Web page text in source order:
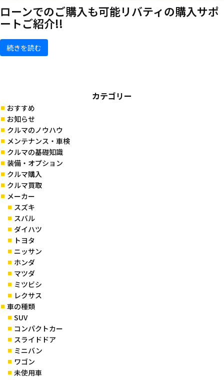
ローンでのご購入も可能リバティの購入サポ
ートご紹介!!
続きを読む
カテゴリー
おすすめ
お知らせ
クルマのノウハウ
メンテナンス・車検
クルマの基礎知識
装備・オプション
クルマ購入
クルマ買取
メーカー
スズキ
スバル
ダイハツ
トヨタ
ニッサン
ホンダ
マツダ
ミツビシ
レクサス
車の種類
SUV
コンパクトカー
スライドドア
ミニバン
ワゴン
未使用車